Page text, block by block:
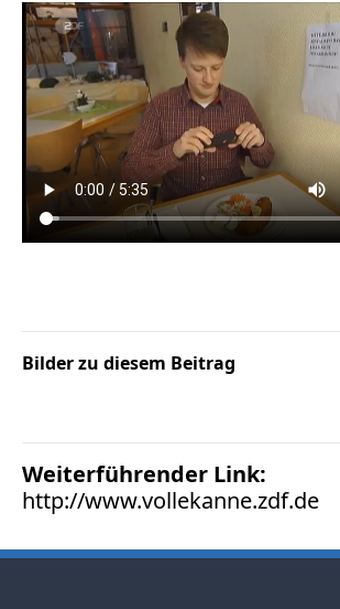
Bilder zu diesem Beitrag
Weiterführender Link:
http://www.vollekanne.zdf.de
online
print